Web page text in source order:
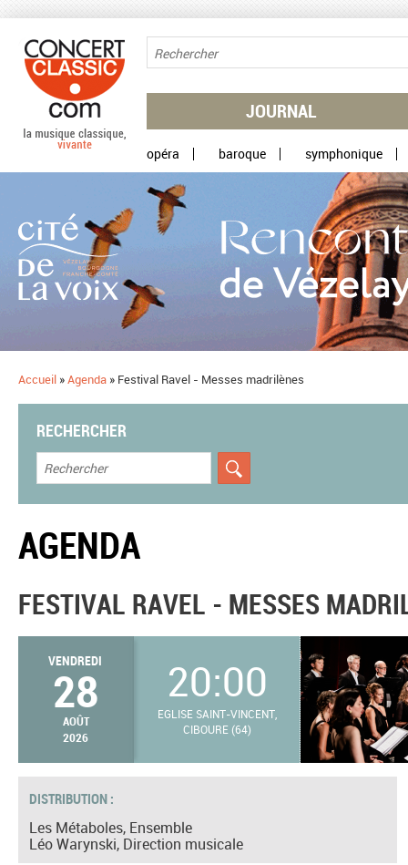
JOURNAL
opéra baroque symphonique
Accueil »Agenda » Festival Ravel - Messes madrilènes
RECHERCHER
AGENDA
FESTIVAL RAVEL - MESSES
VENDREDI
28
AOÛT
2026
20:00
EGLISE SAINT-VINCENT,
CIBOURE (64)
DISTRIBUTION :
Les Métaboles, Ensemble
Léo Warynski, Direction musicale